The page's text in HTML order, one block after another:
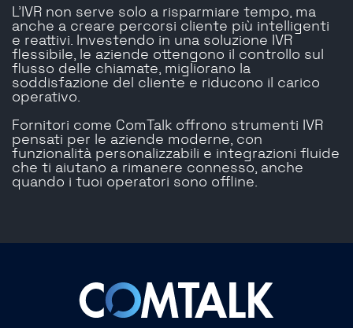
L'IVR non serve solo a risparmiare tempo, ma
anche a creare percorsi cliente più intelligenti
e reattivi. Investendo in una soluzione IVR
flessibile, le aziende ottengono il controllo sul
flusso delle chiamate, migliorano la
soddisfazione del cliente e riducono il carico
operativo.
Fornitori come ComTalk offrono strumenti IVR
pensati per le aziende moderne, con
funzionalità personalizzabili e integrazioni fluide
che ti aiutano a rimanere connesso, anche
quando i tuoi operatori sono offline.